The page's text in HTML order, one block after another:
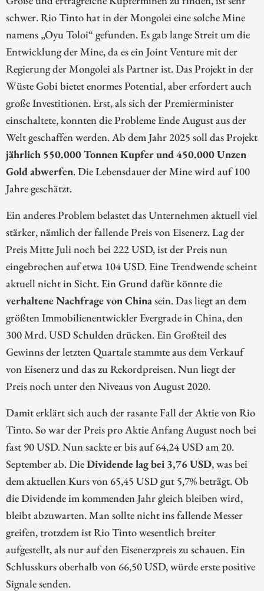
schwer. Rio Tinto hat in der Mongolei eine solche Mine
namens „Oyu Toloi“ gefunden. Es gab lange Streit um die
Entwicklung der Mine, da es ein Joint Venture mit der
Regierung der Mongolei als Partner ist. Das Projekt in der
Wüste Gobi bietet enormes Potential, aber erfordert auch
große Investitionen. Erst, als sich der Premierminister
einschaltete, konnten die Probleme Ende August aus der
Welt geschaffen werden. Ab dem Jahr 2025 soll das Projekt
jährlich 550.000 Tonnen Kupfer und 450.000 Unzen
Gold abwerfen. Die Lebensdauer der Mine wird auf 100
Jahre geschätzt.
Ein anderes Problem belastet das Unternehmen aktuell viel
stärker, nämlich der fallende Preis von Eisenerz. Lag der
Preis Mitte Juli noch bei 222 USD, ist der Preis nun
eingebrochen auf etwa 104 USD. Eine Trendwende scheint
aktuell nicht in Sicht. Ein Grund dafür könnte die
verhaltene Nachfrage von Chinasein. Das liegt an dem
größten Immobilienentwickler Evergrade in China, den
300 Mrd. USD Schulden drücken. Ein Großteil des
Gewinns der letzten Quartale stammte aus dem Verkauf
von Eisenerz und das zu Rekordpreisen. Nun liegt der
Preis noch unter den Niveaus von August 2020.
Damit erklärt sich auch der rasante Fall der Aktie von Rio
Tinto. So war der Preis pro Aktie Anfang August noch bei
fast 90 USD. Nun sackte er bis auf 64,24 USD am 20.
September ab. DieDividende lag bei 3,76 USD, was bei
dem aktuellen Kurs von 65,45 USD gut 5,7% beträgt. Ob
die Dividende im kommenden Jahr gleich bleiben wird,
bleibt abzuwarten. Man sollte nicht ins fallende Messer
greifen, trotzdem ist Rio Tinto wesentlich breiter
aufgestellt, als nur auf den Eisenerzpreis zu schauen. Ein
Schlusskurs oberhalb von 66,50 USD, würde erste positive
Signale senden.